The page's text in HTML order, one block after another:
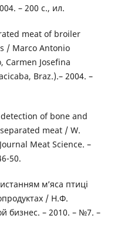
– 200 с., ил.
meat of broiler
/ Marco Antonio
Carmen Josefina
Braz.).– 2004. –
of bone and
meat / W.
Meat Science. –
50.
м’яса птиці
/ Н.Ф.
бизнес. – 2010. – №7. –